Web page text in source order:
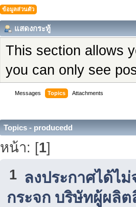
ข้อมูลส่วนตัว
แสดงกระทู้
This section allows
you can only see
Messages Topics Attachments
Topics - producedd
หน้า: [1]
1 ลงประกาศได้ไ
กระจก บริษัทผู้ผลิต